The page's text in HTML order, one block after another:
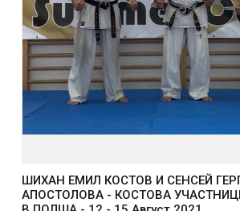
ШИХАН ЕМИЛ КОСТОВ И СЕНСЕЙ
АПОСТОЛОВА - КОСТОВА